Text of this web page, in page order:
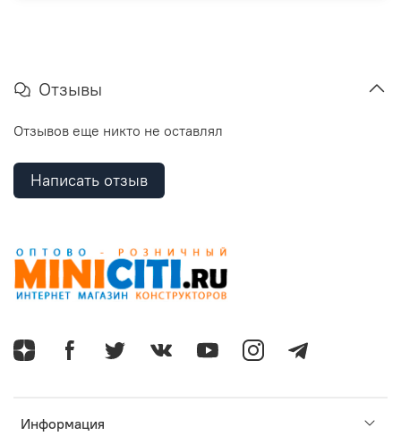
Отзывы
Отзывов еще никто не оставлял
Написать отзыв
Информация